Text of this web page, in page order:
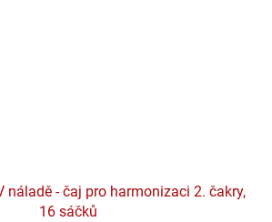
náladě - čaj pro harmonizaci 2. čakry,
16 sáčků